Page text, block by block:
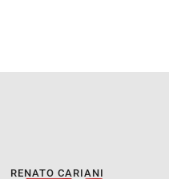
RENATO CARIANI